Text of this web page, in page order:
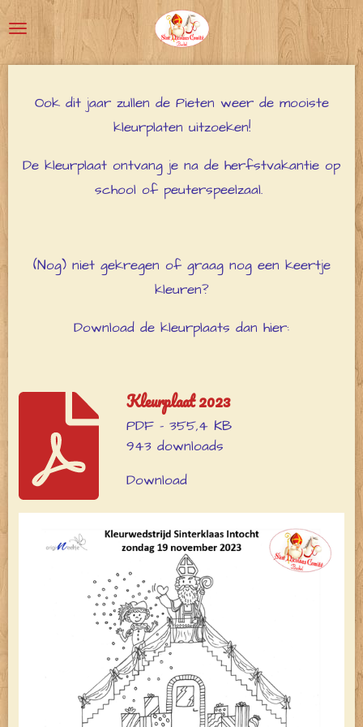
Ga
direct
naar
hoofdinhoud
Ook dit jaar zullen de Pieten weer de mooiste
kleurplaten uitzoeken!
De kleurplaat ontvang je na de herfstvakantie op
school of peuterspeelzaal.
(Nog) niet gekregen of graag nog een keertje
kleuren?
Download de kleurplaats dan hier:
Kleurplaat 2023
PDF – 355,4 KB
943 downloads
Download